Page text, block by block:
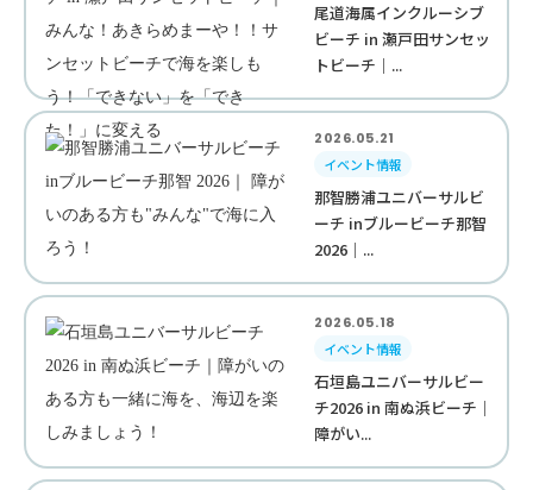
尾道海属インクルーシブ
ビーチ in 瀬戸田サンセッ
トビーチ｜...
2026.05.21
イベント情報
那智勝浦ユニバーサルビ
ーチ inブルービーチ那智
2026｜...
2026.05.18
イベント情報
石垣島ユニバーサルビー
チ2026 in 南ぬ浜ビーチ｜
障がい...